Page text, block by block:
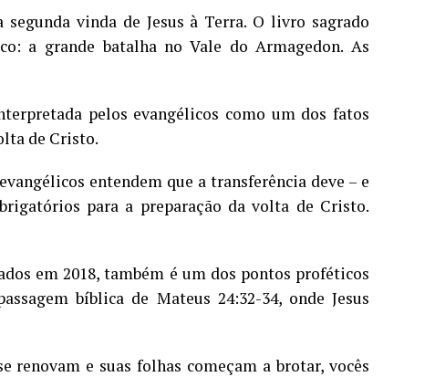
vinda de Jesus à Terra. O livro sagrado
a grande batalha no Vale do Armagedon. As
pelos evangélicos como um dos fatos
de Cristo.
entendem que a transferência deve – e
para a preparação da volta de Cristo.
em 2018, também é um dos pontos proféticos
bíblica de Mateus 24:32-34, onde Jesus
renovam e suas folhas começam a brotar, vocês